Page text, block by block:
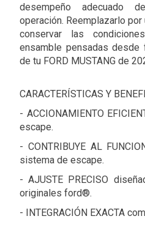
desempeño adecuado
operación. Reemplazarlo
conservar las
ensamble pensadas desde
de tu FORD MUSTANG de
CARACTERÍSTICAS Y
- ACCIONAMIENTO
escape.
- CONTRIBUYE AL
sistema de escape.
- AJUSTE PRECISO
originales ford®.
- INTEGRACIÓN EXACTA